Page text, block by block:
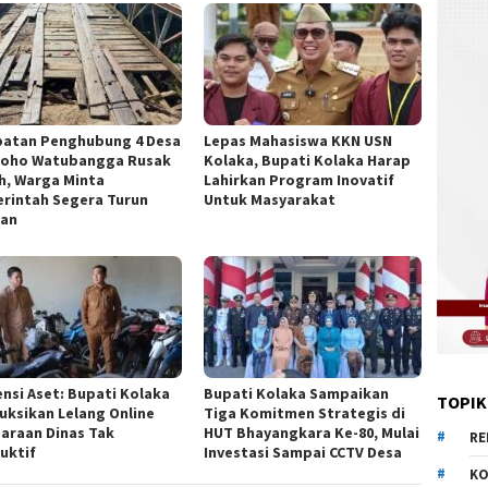
Penghubung 4 Desa
Watubangga Rusak
Warga Minta
Segera Turun
Lepas Mahasiswa KKN USN
Kolaka, Bupati Kolaka Harap
Lahirkan Program Inovatif
Untuk Masyarakat
Aset: Bupati Kolaka
Lelang Online
Dinas Tak
Bupati Kolaka Sampaikan
Tiga Komitmen Strategis di
HUT Bhayangkara Ke-80, Mulai
Investasi Sampai CCTV Desa